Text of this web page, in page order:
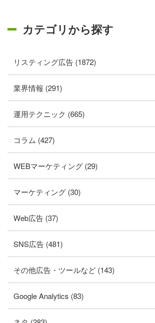
カテゴリから探す
リスティング広告 (1872)
業界情報 (291)
運用テクニック (665)
コラム (427)
WEBマーケティング (29)
マーケティング (30)
Web広告 (37)
SNS広告 (481)
その他広告・ツールなど (143)
Google Analytics (83)